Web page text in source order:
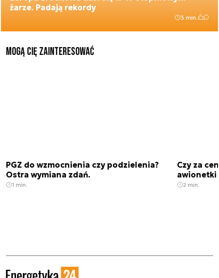
żarze. Padają rekordy
3 min.
Mogą Cię zainteresować
PGZ do wzmocnienia czy podzielenia?
Ostra wymiana zdań.
1 min.
Czy za
awionetki
2 min.